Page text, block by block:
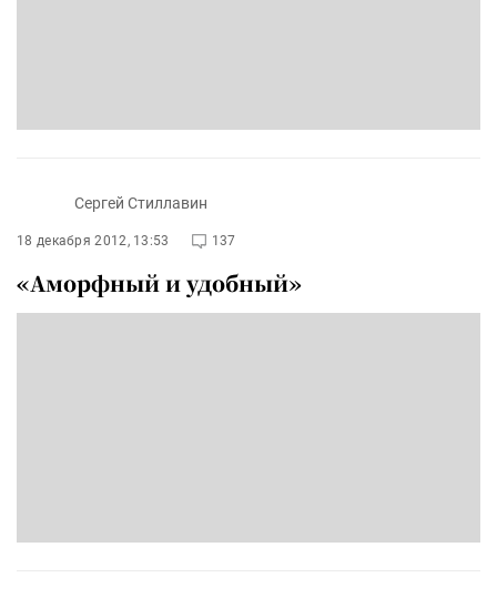
Сергей Стиллавин
18 декабря 2012, 13:53 137
«Аморфный и удобный»